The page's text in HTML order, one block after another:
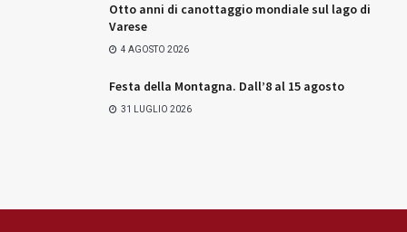
Otto anni di canottaggio mondiale sul lago di
Varese
4 AGOSTO 2026
Festa della Montagna. Dall’8 al 15 agosto
31 LUGLIO 2026